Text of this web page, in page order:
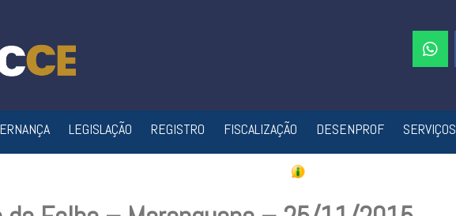
LEGISLAÇÃO REGISTRO FISCALIZAÇÃO DESENPROF SERVIÇOS